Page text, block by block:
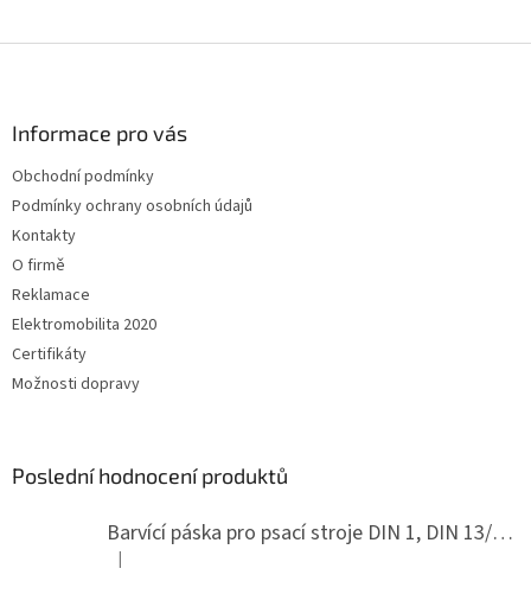
Informace pro vás
Obchodní podmínky
Podmínky ochrany osobních údajů
Kontakty
O firmě
Reklamace
Elektromobilita 2020
Certifikáty
Možnosti dopravy
Poslední hodnocení produktů
Barvící páska pro psací stroje DIN 1, DIN 13/10, LAND, PA červenočerná
Hodnocení produktu je 5 z 5 hvězdiček.
|